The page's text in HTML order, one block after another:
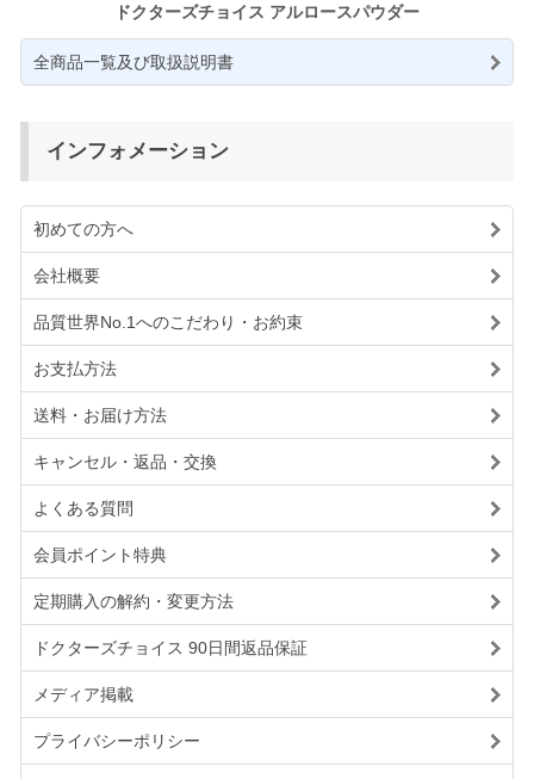
ドクターズチョイス アルロースパウダー
全商品一覧及び取扱説明書
インフォメーション
初めての方へ
会社概要
品質世界No.1へのこだわり・お約束
お支払方法
送料・お届け方法
キャンセル・返品・交換
よくある質問
会員ポイント特典
定期購入の解約・変更方法
ドクターズチョイス 90日間返品保証
メディア掲載
プライバシーポリシー